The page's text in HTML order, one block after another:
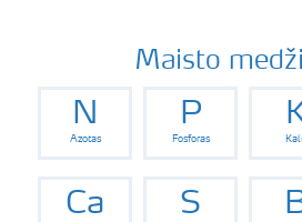
Maisto
N
Azotas
P
Fosforas
Ca S